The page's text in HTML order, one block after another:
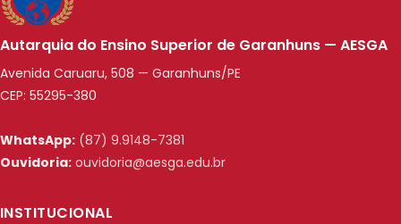
Autarquia do Ensino Superior de Garanhuns — AESGA
Avenida Caruaru, 508 — Garanhuns/PE
CEP: 55295-380
WhatsApp: (87) 9.9148-7381
Ouvidoria: ouvidoria@aesga.edu.br
INSTITUCIONAL